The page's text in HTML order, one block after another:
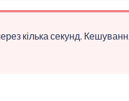
кілька секунд.